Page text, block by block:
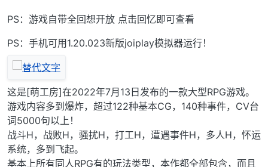
PS：游戏自带全回想开放 点击回忆即可查看
PS：手机可用1.20.023新版joiplay模拟器运行！
这是[萌工房]在2022年7月13日发布的一款大型RPG游戏。
游戏内容多到爆炸，超过122种基本CG，140种事件，CV台
词5000句以上！
战斗H，战败H，骚扰H，打工H，遭遇事件H，多人H，怀运
系统，多到飞起。
基本上所有同人RPG有的玩法类型，本作都全部包含，而且